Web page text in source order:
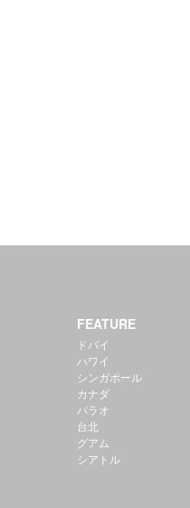
FEATURE
ドバイ
ハワイ
シンガポール
カナダ
パラオ
台北
グアム
シアトル